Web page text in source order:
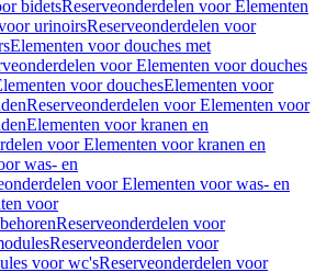
bidetsReserveonderdelen voor Elementen
urinoirsReserveonderdelen voor
Elementen voor douches met
voor Elementen voor douches
voor douchesElementen voor
Reserveonderdelen voor Elementen voor
Elementen voor kranen en
voor Elementen voor kranen en
was- en
voor Elementen voor was- en
voor
Reserveonderdelen voor
Reserveonderdelen voor
voor wc'sReserveonderdelen voor